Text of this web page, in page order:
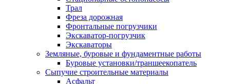
Трал
Фреза дорожная
Фронтальные погрузчики
Экскаватор-погрузчик
Экскаваторы
Земляные, буровые и фундаментные работы
Буровые установки/траншеекопатель
Сыпучие строительные материалы
Асфальт